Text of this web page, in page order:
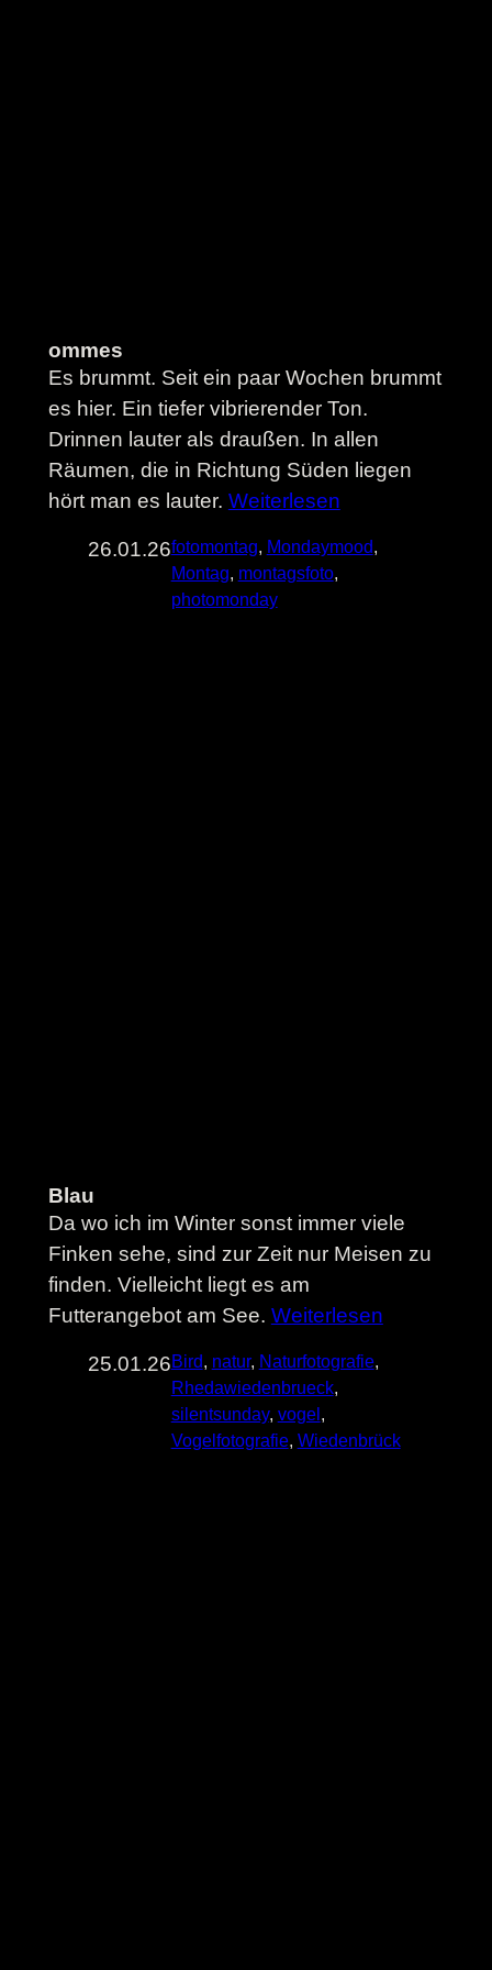
ommes
Es brummt. Seit ein paar Wochen brummt
es hier. Ein tiefer vibrierender Ton.
Drinnen lauter als draußen. In allen
Räumen, die in Richtung Süden liegen
hört man es lauter. Weiterlesen
26.01.26fotomontag, Mondaymood
Montag, montagsfoto
photomonday
Blau
Da wo ich im Winter sonst immer viele
Finken sehe, sind zur Zeit nur Meisen zu
finden. Vielleicht liegt es am
Futterangebot am See. Weiterlesen
25.01.26Bird, natur, Naturfotografie
Rhedawiedenbrueck
silentsunday, vogel
Vogelfotografie, Wiedenbrück